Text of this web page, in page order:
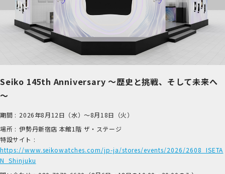
Seiko 145th Anniversary ～歴史と挑戦、そして未来へ
～
期間 : 2026年8月12日（水）～8月18日（火）
場所 : 伊​勢丹新宿店 本​館1階 ザ​・ステージ
特設サイト :
https://www.seikowatches.com/jp-ja/stores/events/2026/2608_ISETA
N_Shinjuku